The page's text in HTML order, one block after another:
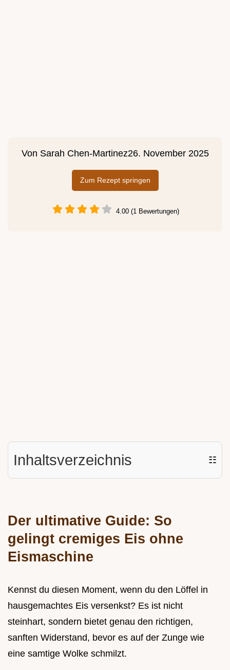
Von Sarah Chen-Martinez26. November 2025
Zum Rezept springen
4.00 (1 Bewertungen)
Inhaltsverzeichnis ☷
Der ultimative Guide: So
gelingt cremiges Eis ohne
Eismaschine
Kennst du diesen Moment, wenn du den Löffel in
hausgemachtes Eis versenkst? Es ist nicht
steinhart, sondern bietet genau den richtigen,
sanften Widerstand, bevor es auf der Zunge wie
eine samtige Wolke schmilzt.